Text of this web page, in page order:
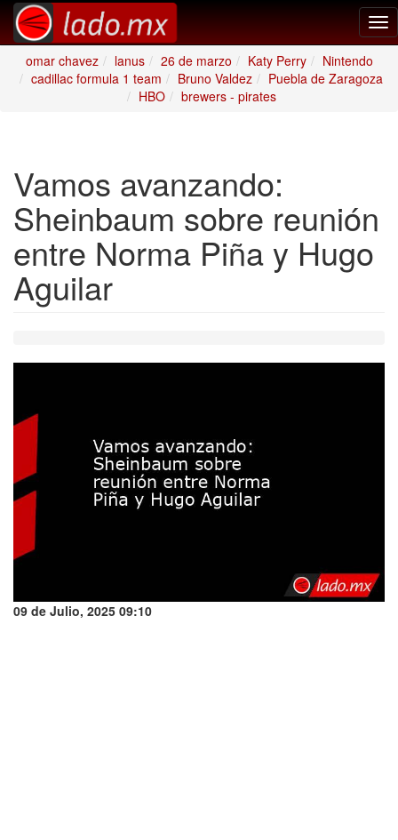
omar chavez
lanus 26 de marzo Katy Perry
Nintendo
cadillac formula 1 team
Bruno Valdez
Puebla de Zaragoza
HBO
brewers - pirates
Vamos avanzando:
Sheinbaum sobre reunión
entre Norma Piña y Hugo
Aguilar
09 de Julio, 2025 09:10